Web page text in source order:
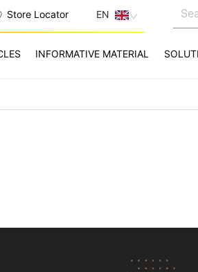
Store Locator EN
INFORMATIVE MATERIAL